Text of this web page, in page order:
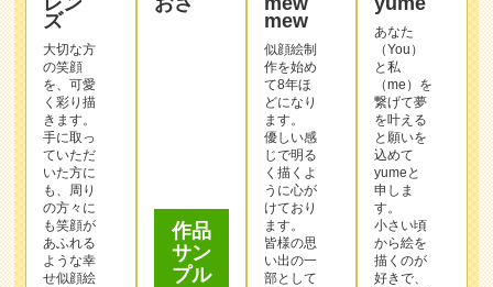
ズ
大切な方
の笑顔
を、可愛
く彩り描
きます。
手に取っ
ていただ
いた方に
も、周り
の方々に
も笑顔が
あふれる
ような幸
せ似顔絵
サン
プル
mew
似顔絵制
作を始め
て8年ほ
どになり
ます。
優しい感
じで明る
く描くよ
うに心が
けており
ます。
皆様の思
い出の一
部として
あなた
（You）
と私
（me）を
繋げて夢
を叶える
と願いを
込めて
yumeと
申しま
す。
小さい頃
から絵を
描くのが
好きで、